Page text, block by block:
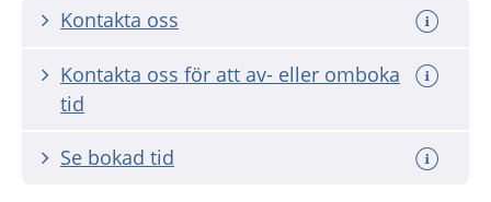
Kontakta oss
Kontakta oss för att av- eller omboka
tid
Se bokad tid